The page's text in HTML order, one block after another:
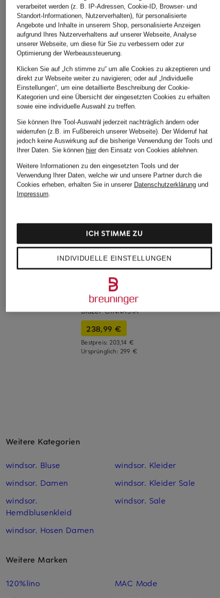
+Aktionsrabatt
WEEKEND Max Mara
Blazer GINNASTA
238,99 €
Bestpreis:203,14 €
Ursprünglich: 299 €
Weitere Kategorien
windsor. Bluse
windsor. Damen
windsor.
Hemdblusenkleid
windsor. Hosen Damen
windsor. Kleider
windsor. Kleider Sale
windsor. Sale
Weitere Marken
120%lino
MAC Mode
verarbeitet werden (z. B. IP-Adressen, Cookie-ID, Browser- und
Standort-Informationen, Nutzerverhalten), für personalisierte
Angebote und Inhalte in unserem Shop, personalisierte Anzeigen
aufgrund Ihres Nutzerverhaltens auf unserer Webseite, Analyse
unserer Webseite, um diese für Sie zu verbessern oder zur
Optimierung der Werbeaussteuerung.
Klicken Sie auf „Ich stimme zu“ um alle Cookies zu akzeptieren und
direkt zur Webseite weiter zu navigieren; oder auf „Individuelle
Einstellungen“, um eine detaillierte Beschreibung der Cookie-
Kategorien und eine Übersicht der eingesetzten Cookies zu erhalten
sowie eine individuelle Auswahl zu treffen.
Sie können Ihre Tool-Auswahl jederzeit nachträglich ändern oder
widerrufen (z.B. im Fußbereich unserer Webseite). Der Widerruf hat
jedoch keine Auswirkung auf die bisherige Verwendung der Tools und
Ihrer Daten. Sie können hierden Einsatz von Cookies ablehnen.
Weitere Informationen zu den eingesetzten Tools und der
Verwendung Ihrer Daten, welche wir und unsere Partner durch die
Cookies erheben, erhalten Sie in unserer Datenschutzerklärungund
Impressum.
INDIVIDUELLE EINSTELLUNGEN
ICH STIMME ZU